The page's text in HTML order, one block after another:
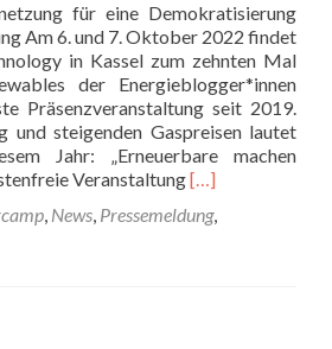
für eine Demokratisierung
Am 6. und 7. Oktober 2022 findet
in Kassel zum zehnten Mal
der Energieblogger*innen
Präsenzveranstaltung seit 2019.
und steigenden Gaspreisen lautet
Jahr: „Erneuerbare machen
VeranstaltungRead
about
[…]
, News, Pressemeldung,